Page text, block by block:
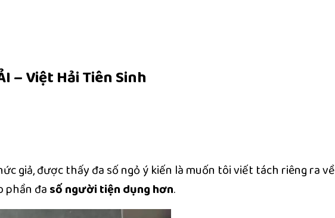
– Việt Hải Tiên Sinh
giả, được thấy đa số ngỏ ý kiến là muốn tôi viết tách riêng ra về
phần đasố người tiện dụng hơn.